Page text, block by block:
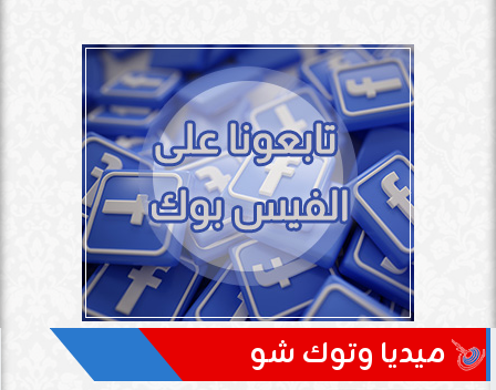
ميديا وتوك شو